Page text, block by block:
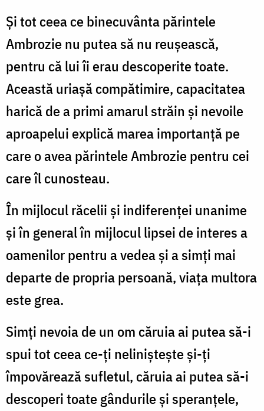
Și tot ceea ce binecuvânta părintele
Ambrozie nu putea să nu reușească,
pentru că lui îi erau descoperite toate.
Această uriașă compătimire, capacitatea
harică de a primi amarul străin și nevoile
aproapelui explică marea importanță pe
care o avea părintele Ambrozie pentru cei
care îl cunosteau.
În mijlocul răcelii și indiferenței unanime
și în general în mijlocul lipsei de interes a
oamenilor pentru a vedea și a simți mai
departe de propria persoană, viața multora
este grea.
Simți nevoia de un om căruia ai putea să-i
spui tot ceea ce-ți neliniștește și-ți
împovărează sufletul, căruia ai putea să-i
descoperi toate gândurile și speranțele,